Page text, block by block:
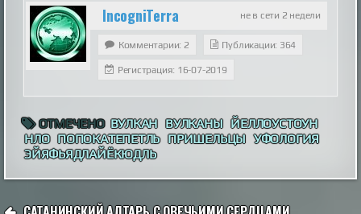
не в сети 2 недели
IncogniTerra
Комментарии: 2 Публикации: 364
Регистрация: 16-07-2019
ОТМЕЧЕНО ВУЛКАН ВУЛКАНЫ ЙЕЛЛОУСТОУН
НЛО ПОПОКАТЕПЕТЛЬ ПРИШЕЛЬЦЫ УФОЛОГИЯ
ЭЙЯФЬЯДЛАЙЁКЮДЛЬ